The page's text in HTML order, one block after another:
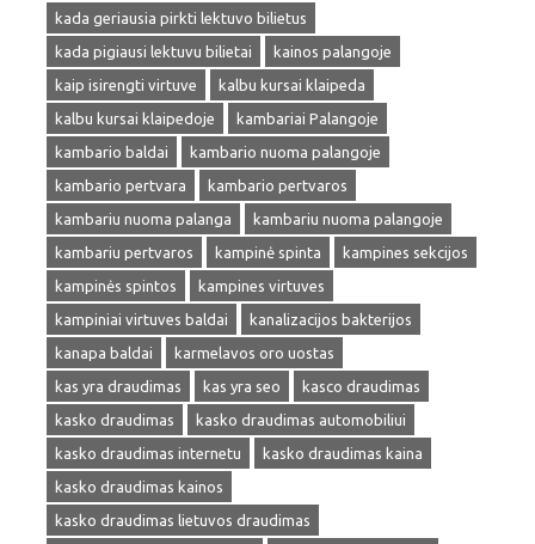
kada geriausia pirkti lektuvo bilietus
kada pigiausi lektuvu bilietai
kainos palangoje
kaip isirengti virtuve
kalbu kursai klaipeda
kalbu kursai klaipedoje
kambariai Palangoje
kambario baldai
kambario nuoma palangoje
kambario pertvara
kambario pertvaros
kambariu nuoma palanga
kambariu nuoma palangoje
kambariu pertvaros
kampinė spinta
kampines sekcijos
kampinės spintos
kampines virtuves
kampiniai virtuves baldai
kanalizacijos bakterijos
kanapa baldai
karmelavos oro uostas
kas yra draudimas
kas yra seo
kasco draudimas
kasko draudimas
kasko draudimas automobiliui
kasko draudimas internetu
kasko draudimas kaina
kasko draudimas kainos
kasko draudimas lietuvos draudimas